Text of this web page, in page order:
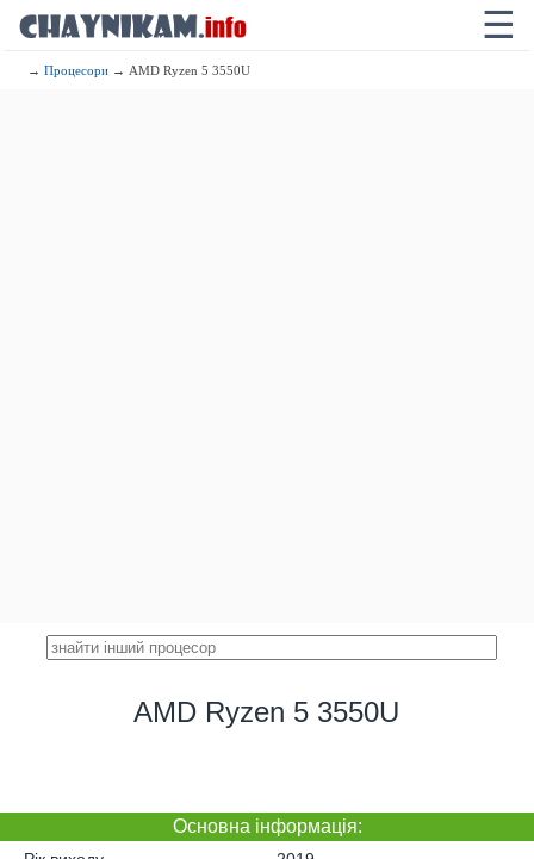
☰
→Процесори → AMD Ryzen 5 3550U
AMD Ryzen 5 3550U
Основна iнформація: